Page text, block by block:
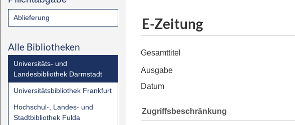
Ablieferung
Alle Bibliotheken
Universitäts- und
Landesbibliothek Darmstadt
Universitätsbibliothek Frankfurt
Hochschul-, Landes- und
Stadtbibliothek Fulda
E-Zeitung
Gesamttitel
Ausgabe
Datum
Zugriffsbeschränkung